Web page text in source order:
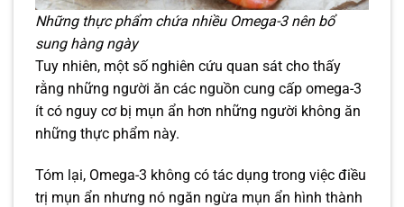
Những thực phẩm chứa nhiều Omega-3 nên bổ
sung hàng ngày
Tuy nhiên, một số nghiên cứu quan sát cho thấy
rằng những người ăn các nguồn cung cấp omega-3
ít có nguy cơ bị mụn ẩn hơn những người không ăn
những thực phẩm này.
Tóm lại, Omega-3 không có tác dụng trong việc điều
trị mụn ẩn nhưng nó ngăn ngừa mụn ẩn hình thành